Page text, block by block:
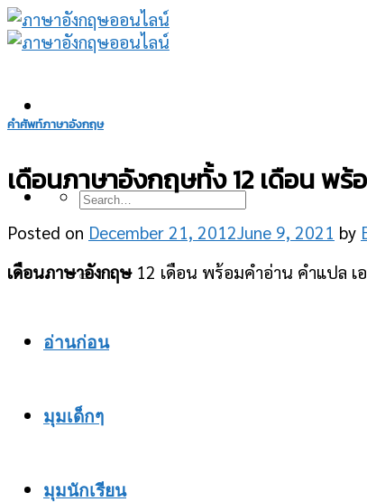
Skip
to
อ่านก่อน
มุมเด็กๆ
มุมนักเรียน
คำศัพท์ภาษาอังกฤษ
เดือนภาษาอังกฤษทั้ง 12 เดือน พร้
Posted on December 21, 2012 June 9, 2021 by
เดือนภาษาอังกฤษ12 เดือน พร้อมคำอ่าน คำแปล เ